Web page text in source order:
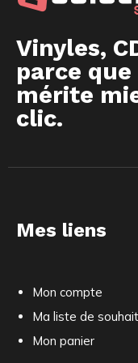
Vinyles,
parce
mérite
clic.
Mes liens
Mon compte
Ma liste de
Mon panier